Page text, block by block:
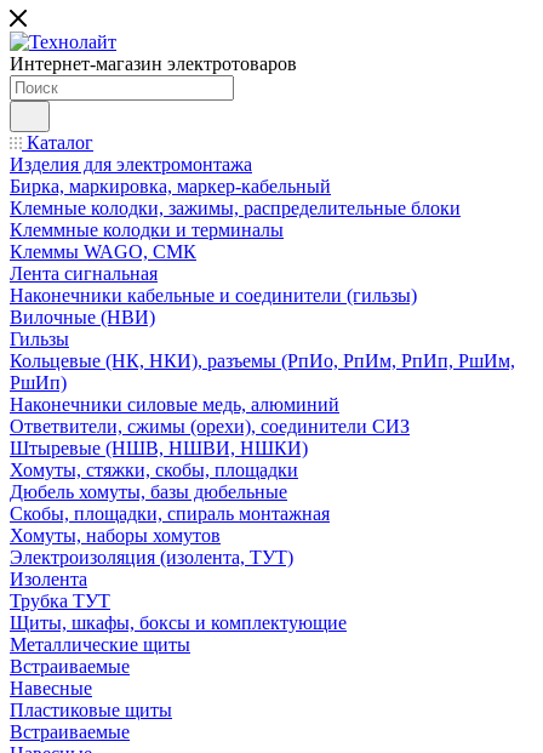
Интернет-магазин электротоваров
Каталог
Изделия для электромонтажа
Бирка, маркировка, маркер-кабельный
Клемные колодки, зажимы, распределительные блоки
Клеммные колодки и терминалы
Клеммы WAGO, СМК
Лента сигнальная
Наконечники кабельные и соединители (гильзы)
Вилочные (НВИ)
Гильзы
Кольцевые (НК, НКИ), разъемы (РпИо, РпИм, РпИп, РшИм,
РшИп)
Наконечники силовые медь, алюминий
Ответвители, сжимы (орехи), соединители СИЗ
Штыревые (НШВ, НШВИ, НШКИ)
Хомуты, стяжки, скобы, площадки
Дюбель хомуты, базы дюбельные
Скобы, площадки, спираль монтажная
Хомуты, наборы хомутов
Электроизоляция (изолента, ТУТ)
Изолента
Трубка ТУТ
Щиты, шкафы, боксы и комплектующие
Металлические щиты
Встраиваемые
Навесные
Пластиковые щиты
Встраиваемые